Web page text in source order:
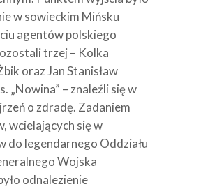
w sowieckim Mińsku
agentów polskiego
trzej – Kolka
oraz Jan Stanisław
„Nowina” – znaleźli się w
o zdradę. Zadaniem
wcielających się w
do legendarnego Oddziału
Wojska
odnalezienie